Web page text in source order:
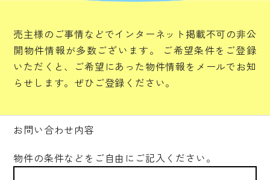
売主様のご事情などでインターネット掲載不可の非公
開物件情報が多数ございます。
ご希望条件をご登録
いただくと、ご希望にあった物件情報をメールでお知
らせします。ぜひご登録ください。
お問い合わせ内容
物件の条件などをご自由にご記入ください。